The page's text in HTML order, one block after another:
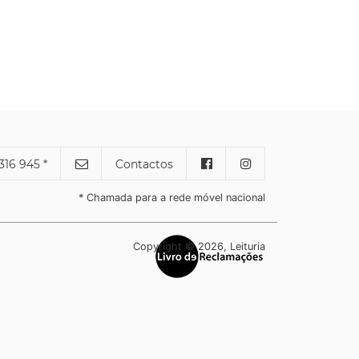
945 * Contactos
* Chamada para a rede móvel nacional
Copyright © 2026, Leituria